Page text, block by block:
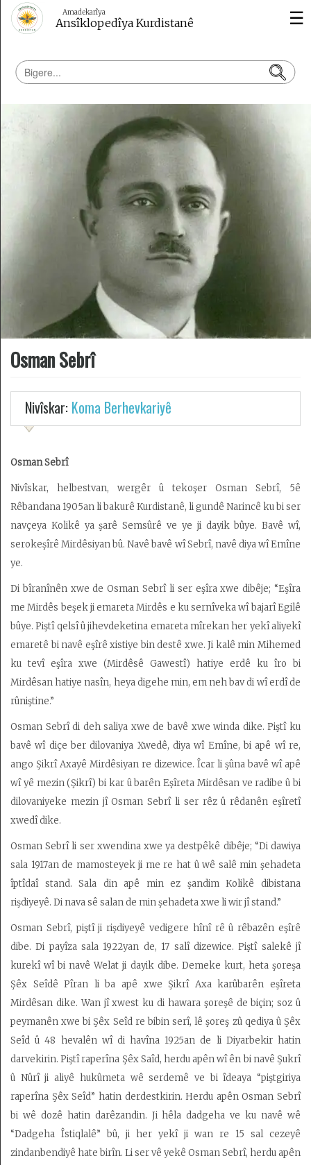
Amadekarîya
Ansîklopedîya Kurdistanê ☰
Dîrok
Huner
Wêje
Desteya
Amadekarîyê
Têkilî
Armanc
Kedkar
Derbarê
malperê
de
Osman Sebrî
Nivîskar: Koma Berhevkariyê
Osman Sebrî
Nivîskar, helbestvan, wergêr û tekoşer Osman Sebrî, 5ê
Rêbandana 1905an li bakurê Kurdistanê, li gundê Narincê ku bi ser
navçeya Kolikê ya şarê Semsûrê ve ye ji dayik bûye. Bavê wî,
serokeşîrê Mirdêsiyan bû. Navê bavê wî Sebrî, navê diya wî Emîne
ye.
Di bîranînên xwe de Osman Sebrî li ser eşîra xwe dibêje; “Eşîra
me Mirdês beşek ji emareta Mirdês e ku sernîveka wî bajarî Egilê
bûye. Piştî qelsî û jihevdeketina emareta mîrekan her yekî aliyekî
emaretê bi navê eşîrê xistiye bin destê xwe. Ji kalê min Mihemed
ku tevî eşîra xwe (Mirdêsê Gawestî) hatiye erdê ku îro bi
Mirdêsan hatiye nasîn, heya digehe min, em neh bav di wî erdî de
rûniştine.”
Osman Sebrî di deh saliya xwe de bavê xwe winda dike. Piştî ku
bavê wî diçe ber dilovaniya Xwedê, diya wî Emîne, bi apê wî re,
ango Şikrî Axayê Mirdêsiyan re dizewice. Îcar li şûna bavê wî apê
wî yê mezin (Şikrî) bi kar û barên Eşîreta Mirdêsan ve radibe û bi
dilovaniyeke mezin jî Osman Sebrî li ser rêz û rêdanên eşîretî
xwedî dike.
Osman Sebrî li ser xwendina xwe ya destpêkê dibêje; “Di dawiya
sala 1917an de mamosteyek ji me re hat û wê salê min şehadeta
îptîdaî stand. Sala din apê min ez şandim Kolikê dibistana
rişdiyeyê. Di nava sê salan de min şehadeta xwe li wir jî stand.”
Osman Sebrî, piştî ji rişdiyeyê vedigere hînî rê û rêbazên eşîrê
dibe. Di payîza sala 1922yan de, 17 salî dizewice. Piştî salekê jî
kurekî wî bi navê Welat ji dayik dibe. Demeke kurt, heta şoreşa
Şêx Seîdê Pîran li ba apê xwe Şikrî Axa karûbarên eşîreta
Mirdêsan dike. Wan jî xwest ku di hawara şoreşê de biçin; soz û
peymanên xwe bi Şêx Seîd re bibin serî, lê şoreş zû qediya û Şêx
Seîd û 48 hevalên wî di havîna 1925an de li Diyarbekir hatin
darvekirin. Piştî raperîna Şêx Saîd, herdu apên wî ên bi navê Şukrî
û Nûrî ji aliyê hukûmeta wê serdemê ve bi îdeaya “piştgiriya
raperîna Şêx Seîd” hatin derdestkirin. Herdu apên Osman Sebrî
bi wê dozê hatin darêzandin. Ji hêla dadgeha ve ku navê wê
“Dadgeha Îstiqlalê” bû, ji her yekî ji wan re 15 sal cezeyê
zindanbendiyê hate birîn. Li ser vê yekê Osman Sebrî, herdu apên